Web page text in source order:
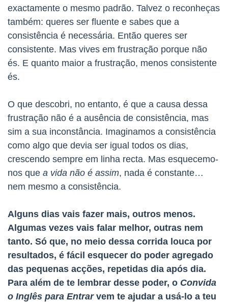
exactamente o mesmo padrão. Talvez o reconheças
também: queres ser fluente e sabes que a
consistência é necessária. Então queres ser
consistente. Mas vives em frustração porque não
és. E quanto maior a frustração, menos consistente
és.
O que descobri, no entanto, é que a causa dessa
frustração não é a ausência de consistência, mas
sim a sua inconstância. Imaginamos a consistência
como algo que devia ser igual todos os dias,
crescendo sempre em linha recta. Mas esquecemo-
nos que a vida não é assim, nada é constante…
nem mesmo a consistência.
Alguns dias vais fazer mais, outros menos.
Algumas vezes vais falar melhor, outras nem
tanto. Só que, no meio dessa corrida louca por
resultados, é fácil esquecer do poder agregado
das pequenas acções, repetidas dia após dia.
Para além de te lembrar desse poder, o Convida
o Inglês para Entrarvem te ajudar a usá-lo a teu